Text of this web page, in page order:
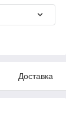
Доставка